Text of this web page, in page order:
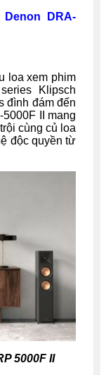
DRA-
loa xem phim
Klipsch
đình đám đến
II mang
cùng củ loa
độc quyền từ
5000F II